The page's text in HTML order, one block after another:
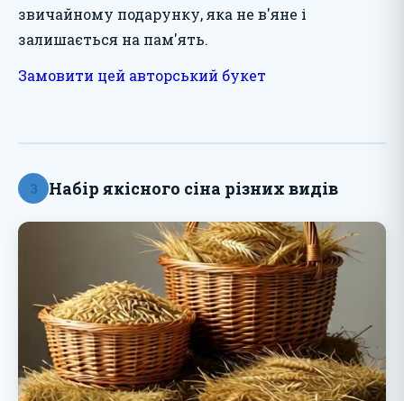
звичайному подарунку, яка не в'яне і
залишається на пам'ять.
Замовити цей авторський букет
3 Набір якісного сіна різних видів